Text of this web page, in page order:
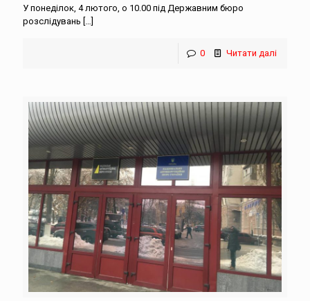
У понеділок, 4 лютого, о 10.00 під Державним бюро
розслідувань
0 Читати далі